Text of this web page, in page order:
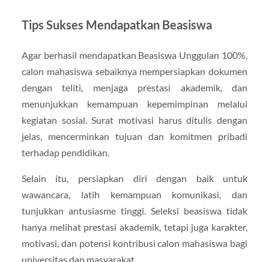
Tips Sukses Mendapatkan Beasiswa
Agar berhasil mendapatkan Beasiswa Unggulan 100%,
calon mahasiswa sebaiknya mempersiapkan dokumen
dengan teliti, menjaga prestasi akademik, dan
menunjukkan kemampuan kepemimpinan melalui
kegiatan sosial. Surat motivasi harus ditulis dengan
jelas, mencerminkan tujuan dan komitmen pribadi
terhadap pendidikan.
Selain itu, persiapkan diri dengan baik untuk
wawancara, latih kemampuan komunikasi, dan
tunjukkan antusiasme tinggi. Seleksi beasiswa tidak
hanya melihat prestasi akademik, tetapi juga karakter,
motivasi, dan potensi kontribusi calon mahasiswa bagi
universitas dan masyarakat.